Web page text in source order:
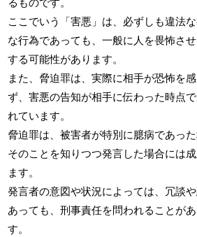
ここでいう「害悪」は、必ずしも違法
な行為であっても、一般に人を畏怖さ
する可能性があります。
また、脅迫罪は、実際に相手が恐怖を
ず、害悪の告知が相手に伝わった時点
れています。
脅迫罪は、被害者が特別に臆病であっ
そのことを知りつつ発言した場合には
ます。
発言者の意図や状況によっては、冗談
あっても、刑事責任を問われることが
す。